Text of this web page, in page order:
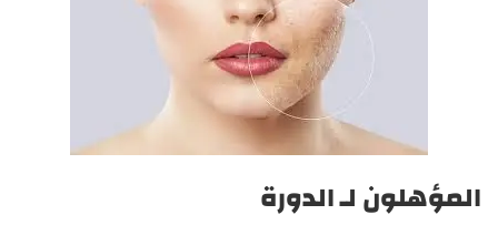
المؤهلون لـ الدورة